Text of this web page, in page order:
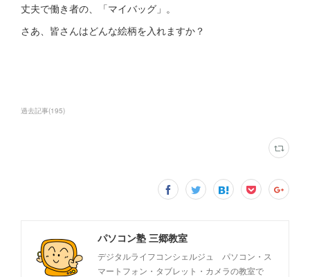
丈夫で働き者の、「マイバッグ」。
さあ、皆さんはどんな絵柄を入れますか？
過去記事(195)
パソコン塾 三郷教室
デジタルライフコンシェルジュ パソコン・ス
マートフォン・タブレット・カメラの教室で